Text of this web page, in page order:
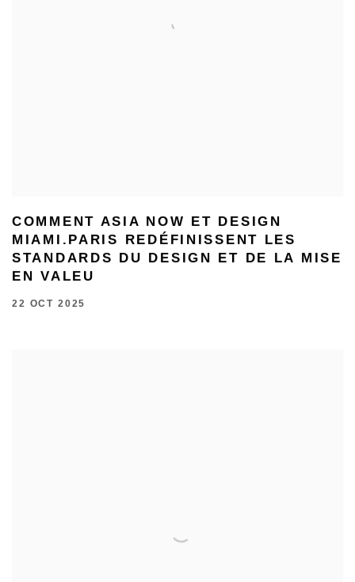
COMMENT ASIA NOW ET DESIGN
MIAMI.PARIS REDÉFINISSENT LES
STANDARDS DU DESIGN ET DE LA MISE
EN VALEU
22 OCT 2025